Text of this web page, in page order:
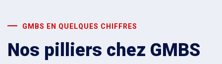
GMBS EN QUELQUES CHIFFRES
Nos pilliers chez GMBS